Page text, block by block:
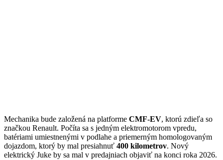
Mechanika bude založená na platforme CMF-EV, ktorú zdieľa so
značkou Renault. Počíta sa s jedným elektromotorom vpredu,
batériami umiestnenými v podlahe a priemerným homologovaným
dojazdom, ktorý by mal presiahnuť 400 kilometrov. Nový
elektrický Juke by sa mal v predajniach objaviť na konci roka 2026.